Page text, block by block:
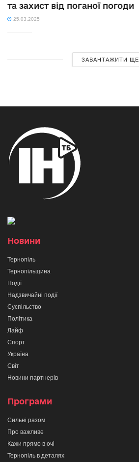
та захист від поганої погоди
25.03.2025
ЗАВАНТАЖИТИ ЩЕ
Новини
Тернопіль
Тернопільщина
Події
Надзвичайні події
Суспільство
Політика
Лайф
Спорт
Україна
Світ
Новини партнерів
Програми
Сильні разом
Про важливе
Кажи прямо в очі
Тернопіль в деталях